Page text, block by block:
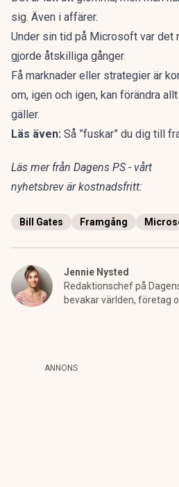
sig. Även i affärer.
Under sin tid på Microsoft var det
gjorde åtskilliga gånger.
Få marknader eller strategier är
om, igen och igen, kan förändra
gäller.
Läs även: Så ”fuskar” du dig till
Läs mer från Dagens PS - vårt
nyhetsbrev är kostnadsfritt:
Bill Gates Framgång
Jennie Nysted
Redaktionschef på
bevakar världen, företag
ANNONS